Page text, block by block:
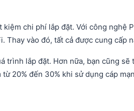
chi phí lắp đặt. Với công nghệ
vào đó, tất cả được cung cấp
lắp đặt. Hơn nữa, bạn cũng
20% đến 30% khi sử dụng cáp